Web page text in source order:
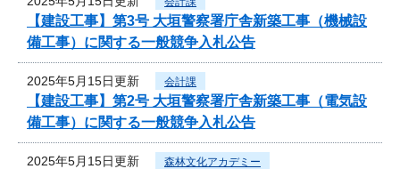
【建設工事】第3号 大垣警察署庁舎新築工事（機械設
備工事）に関する一般競争入札公告
2025年5月15日更新 会計課
【建設工事】第2号 大垣警察署庁舎新築工事（電気設
備工事）に関する一般競争入札公告
2025年5月15日更新 森林文化アカデミー